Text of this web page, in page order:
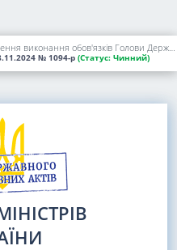
Про тимчасове покладення виконання обов'язків Голови Державної служби геології та надр України на Дехтяренка С. С.
№ 1094-р (Статус: Чинний)